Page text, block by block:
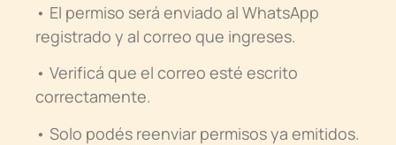
• El permiso será enviado al WhatsApp
registrado y al correo que ingreses.
• Verificá que el correo esté escrito
correctamente.
• Solo podés reenviar permisos ya emitidos.